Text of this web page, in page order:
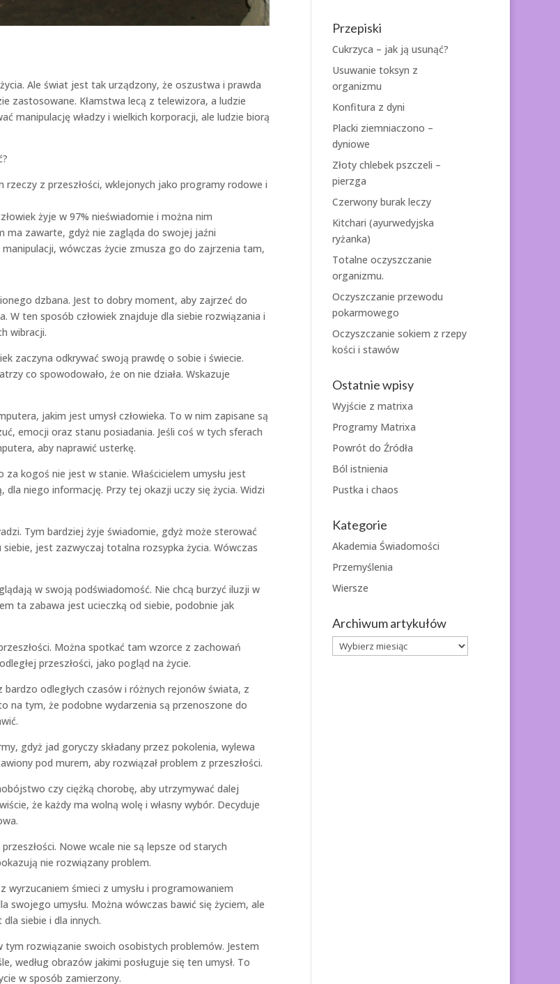
Ale świat jest tak urządzony, że oszustwa i prawda
zastosowane. Kłamstwa lecą z telewizora, a ludzie
manipulację władzy i wielkich korporacji, ale ludzie biorą
z przeszłości, wklejonych jako programy rodowe i
żyje w 97% nieświadomie i można nim
ma zawarte, gdyż nie zagląda do swojej jaźni
wówczas życie zmusza go do zajrzenia tam,
dzbana. Jest to dobry moment, aby zajrzeć do
W ten sposób człowiek znajduje dla siebie rozwiązania i
wibracji.
zaczyna odkrywać swoją prawdę o sobie i świecie.
co spowodowało, że on nie działa. Wskazuje
jakim jest umysł człowieka. To w nim zapisane są
emocji oraz stanu posiadania. Jeśli coś w tych sferach
aby naprawić usterkę.
kogoś nie jest w stanie. Właścicielem umysłu jest
dla niego informację. Przy tej okazji uczy się życia. Widzi
Tym bardziej żyje świadomie, gdyż może sterować
jest zazwyczaj totalna rozsypka życia. Wówczas
w swoją podświadomość. Nie chcą burzyć iluzji w
ta zabawa jest ucieczką od siebie, podobnie jak
Można spotkać tam wzorce z zachowań
przeszłości, jako pogląd na życie.
odległych czasów i różnych rejonów świata, z
na tym, że podobne wydarzenia są przenoszone do
gdyż jad goryczy składany przez pokolenia, wylewa
pod murem, aby rozwiązał problem z przeszłości.
czy ciężką chorobę, aby utrzymywać dalej
że każdy ma wolną wolę i własny wybór. Decyduje
Nowe wcale nie są lepsze od starych
nie rozwiązany problem.
śmieci z umysłu i programowaniem
swojego umysłu. Można wówczas bawić się życiem, ale
siebie i dla innych.
rozwiązanie swoich osobistych problemów. Jestem
według obrazów jakimi posługuje się ten umysł. To
w sposób zamierzony.
Przepiski
Cukrzyca – jak ją usunąć?
Usuwanie toksyn z
organizmu
Konfitura z dyni
Placki ziemniaczono –
dyniowe
Złoty chlebek pszczeli –
pierzga
Czerwony burak leczy
Kitchari (ayurwedyjska
ryżanka)
Totalne oczyszczanie
organizmu.
Oczyszczanie przewodu
pokarmowego
Oczyszczanie sokiem z rzepy
kości i stawów
Ostatnie wpisy
Wyjście z matrixa
Programy Matrixa
Powrót do Źródła
Ból istnienia
Pustka i chaos
Kategorie
Akademia Świadomości
Przemyślenia
Wiersze
Archiwum artykułów
Archiwum
artykułów